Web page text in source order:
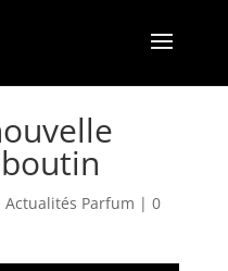
Actualités Parfum | 0